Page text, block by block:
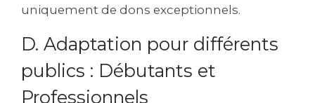
uniquement de dons exceptionnels.
D. Adaptation pour différents
publics : Débutants et
Professionnels